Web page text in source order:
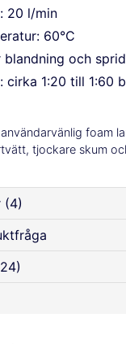
20 l/min
60°C
blandning och
cirka 1:20 till 1:60
foam
tjockare skum
(4)
skall jag använda för
om denna